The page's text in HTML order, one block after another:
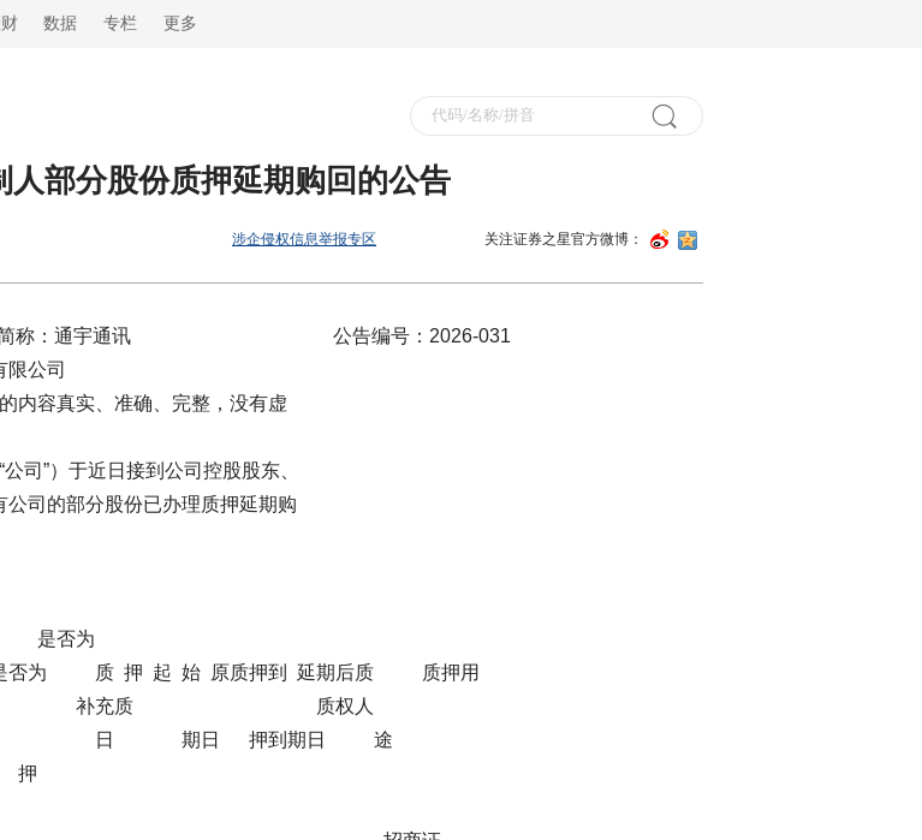
数据 专栏 更多
部分股份质押延期购回的公告
涉企侵权信息举报专区 关注证券之星官方微博：
通宇通讯 公告编号：2026-031
司
实、准确、完整，没有虚
于近日接到公司控股股东、
的部分股份已办理质押延期购
否为
起 始 原质押到 延期后质 质押用
数 量 补充质 质权人
日 期日 押到期日 途